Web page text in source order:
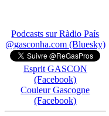
Podcasts sur Ràdio País
@gasconha.com (Bluesky)
Esprit GASCON
(Facebook)
Couleur Gascogne
(Facebook)